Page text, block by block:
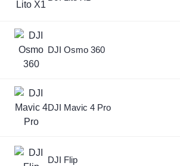
DJI Osmo 360
DJI Mavic 4 Pro
DJI Flip